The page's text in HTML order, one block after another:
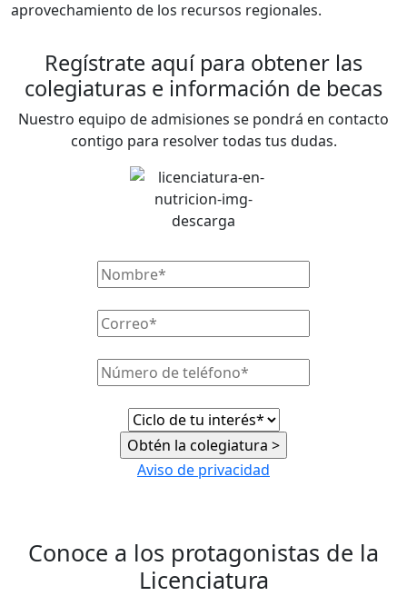
aprovechamiento de los recursos regionales.
Regístrate aquí para obtener las
colegiaturas e información de becas
Nuestro equipo de admisiones se pondrá en contacto
contigo para resolver todas tus dudas.
Aviso de privacidad
Conoce a los protagonistas de la
Licenciatura